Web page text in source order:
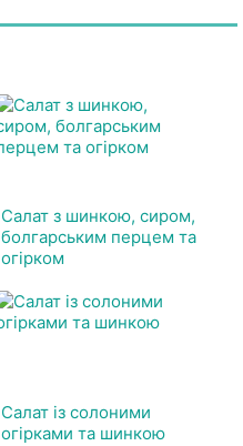
Салат з шинкою, сиром,
болгарським перцем та
огірком
Салат із солоними
огірками та шинкою